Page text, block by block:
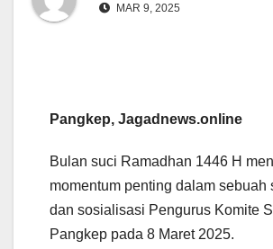
MAR 9, 2025
Pangkep, Jagadnews.online
Bulan suci Ramadhan 1446 H
momentum penting dalam sebuah
dan sosialisasi Pengurus Komite
Pangkep pada 8 Maret 2025.